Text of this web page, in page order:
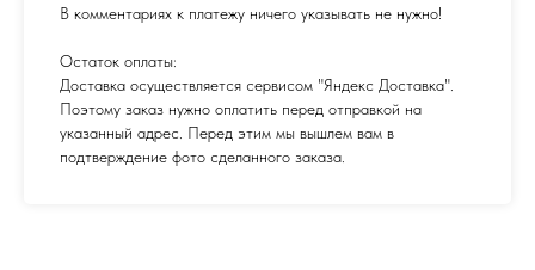
В комментариях к платежу ничего указывать не нужно!
Остаток оплаты:
Доставка осуществляется сервисом "Яндекс Доставка".
Поэтому заказ нужно оплатить перед отправкой на
указанный адрес. Перед этим мы вышлем вам в
подтверждение фото сделанного заказа.